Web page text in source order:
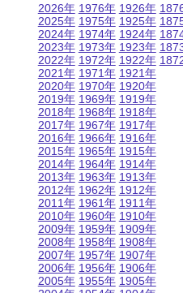
2026年
2025年
2024年
2023年
2022年
2021年
2020年
2019年
2018年
2017年
2016年
2015年
2014年
2013年
2012年
2011年
2010年
2009年
2008年
2007年
2006年
2005年
1976年
1975年
1974年
1973年
1972年
1971年
1970年
1969年
1968年
1967年
1966年
1965年
1964年
1963年
1962年
1961年
1960年
1959年
1958年
1957年
1956年
1955年
1926年
1925年
1924年
1923年
1922年
1921年
1920年
1919年
1918年
1917年
1916年
1915年
1914年
1913年
1912年
1911年
1910年
1909年
1908年
1907年
1906年
1905年